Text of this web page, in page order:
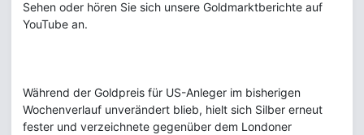
Sehen oder hören Sie sich unsere Goldmarktberichte auf
YouTube an.
Während der Goldpreis für US-Anleger im bisherigen
Wochenverlauf unverändert blieb, hielt sich Silber erneut
fester und verzeichnete gegenüber dem Londoner